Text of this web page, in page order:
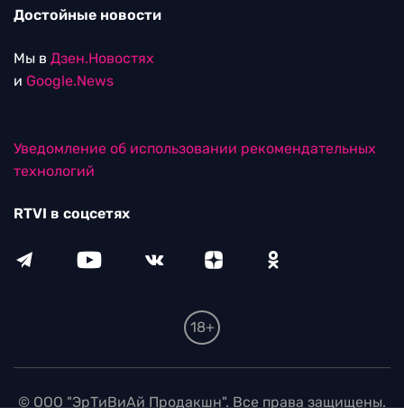
Достойные новости
Мы в Дзен.Новостях
и Google.News
Уведомление об использовании рекомендательных
технологий
RTVI в соцсетях
18+
© ООО "ЭрТиВиАй Продакшн". Все права защищены.